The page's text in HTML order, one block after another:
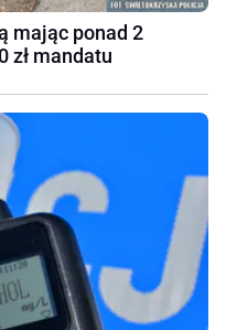
mając ponad 2
zł mandatu